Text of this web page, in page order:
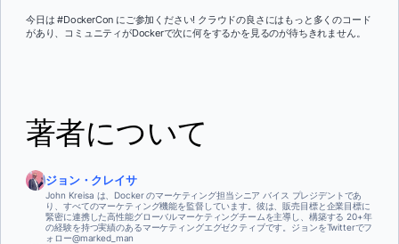
今日は #DockerCon にご参加ください! クラウドの良さにはもっと多くのコード
があり、コミュニティがDockerで次に何をするかを見るのが待ちきれません。
著者について
ジョン・クレイサ
John Kreisa は、Docker のマーケティング担当シニア バイス プレジデントであ
り、すべてのマーケティング機能を監督しています。彼は、販売目標と企業目標に
緊密に連携した高性能グローバルマーケティングチームを主導し、構築する 20+年
の経験を持つ実績のあるマーケティングエグゼクティブです。ジョンをTwitterでフ
ォロー@marked_man